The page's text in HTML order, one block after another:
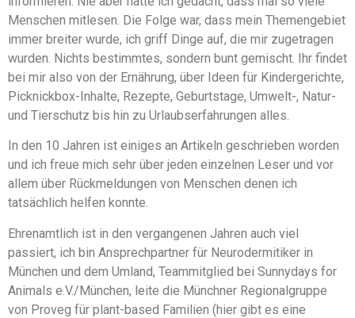
Menschen mitlesen. Die Folge war, dass mein Themengebiet
immer breiter wurde, ich griff Dinge auf, die mir zugetragen
wurden. Nichts bestimmtes, sondern bunt gemischt. Ihr findet
bei mir also von der Ernährung, über Ideen für Kindergerichte,
Picknickbox-Inhalte, Rezepte, Geburtstage, Umwelt-, Natur-
und Tierschutz bis hin zu Urlaubserfahrungen alles.
In den 10 Jahren ist einiges an Artikeln geschrieben worden
und ich freue mich sehr über jeden einzelnen Leser und vor
allem über Rückmeldungen von Menschen denen ich
tatsächlich helfen konnte.
Ehrenamtlich ist in den vergangenen Jahren auch viel
passiert, ich bin Ansprechpartner für Neurodermitiker in
München und dem Umland, Teammitglied bei Sunnydays for
Animals e.V./München, leite die Münchner Regionalgruppe
von Proveg für plant-based Familien (hier gibt es eine